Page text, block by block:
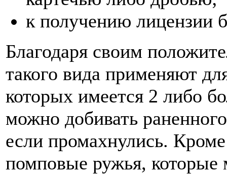
к получению лицензии
Благодаря своим
такого вида применяют
которых имеется 2 либо
можно добивать
если промахнулись.
помповые ружья, которые